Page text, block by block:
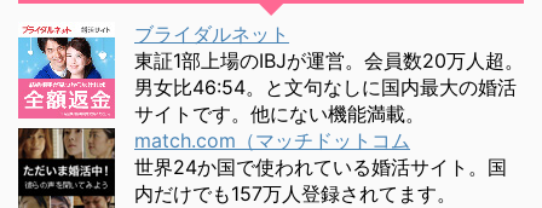
ブライダルネット
東証1部上場のIBJが運営。会員数20万人超。
男女比46:54。と文句なしに国内最大の婚活
サイトです。他にない機能満載。
match.com（マッチドットコム
世界24か国で使われている婚活サイト。国
内だけでも157万人登録されてます。